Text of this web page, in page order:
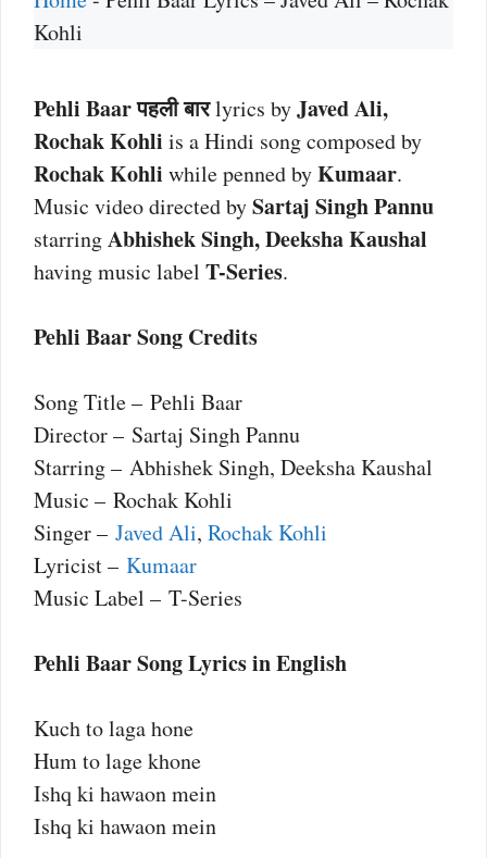
Kohli
Pehli Baar पहली बारlyrics byJaved Ali,
Rochak Kohli is a Hindi song composed by
Rochak Kohli while penned byKumaar.
Music video directed bySartaj Singh Pannu
starringAbhishek Singh, Deeksha Kaushal
having music label T-Series.
Pehli Baar Song Credits
Song Title – Pehli Baar
Director – Sartaj Singh Pannu
Starring – Abhishek Singh, Deeksha Kaushal
Music – Rochak Kohli
Singer – Javed Ali, Rochak Kohli
Lyricist – Kumaar
Music Label – T-Series
Pehli Baar Song Lyrics in English
Kuch to laga hone
Hum to lage khone
Ishq ki hawaon mein
Ishq ki hawaon mein